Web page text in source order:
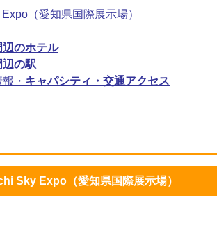
（愛知県国際展示場）
辺のホテル
辺の駅
・ キャパシティ・交通アクセス
Sky Expo（愛知県国際展示場）